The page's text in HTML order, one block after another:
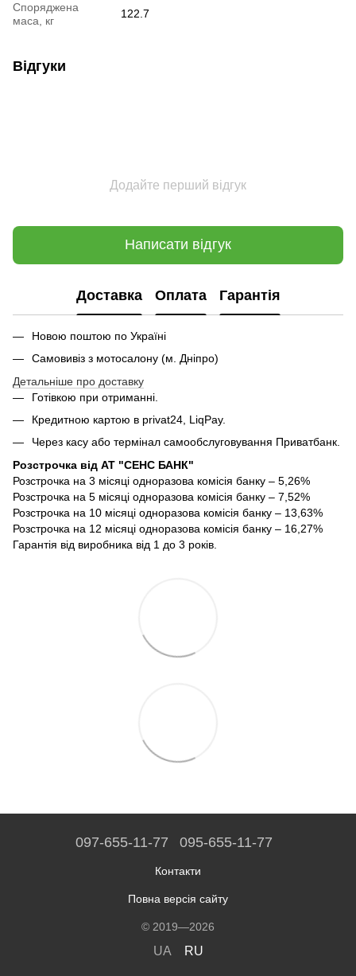
Споряджена
маса, кг
122.7
Відгуки
Додайте перший відгук
Написати відгук
Доставка Оплата Гарантія
Новою поштою по Україні
Самовивіз з мотосалону (м. Дніпро)
Детальніше про доставку
Готівкою при отриманні.
Кредитною картою в privat24, LiqPay.
Через касу або термінал самообслуговування Приватбанк.
Розстрочка від АТ "СЕНС БАНК"
Розстрочка на 3 місяці одноразова комісія банку – 5,26%
Розстрочка на 5 місяці одноразова комісія банку – 7,52%
Розстрочка на 10 місяці одноразова комісія банку – 13,63%
Розстрочка на 12 місяці одноразова комісія банку – 16,27%
Гарантія від виробника від 1 до 3 років.
097-655-11-77 095-655-11-77
Контакти
Повна версія сайту
© 2019—2026
UA RU